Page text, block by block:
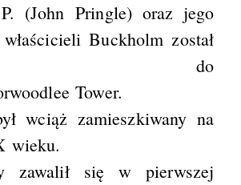
(John Pringle) oraz jego
Buckholm został
do
Tower.
wciąż zamieszkiwany na
wieku.
zawalił się w pierwszej